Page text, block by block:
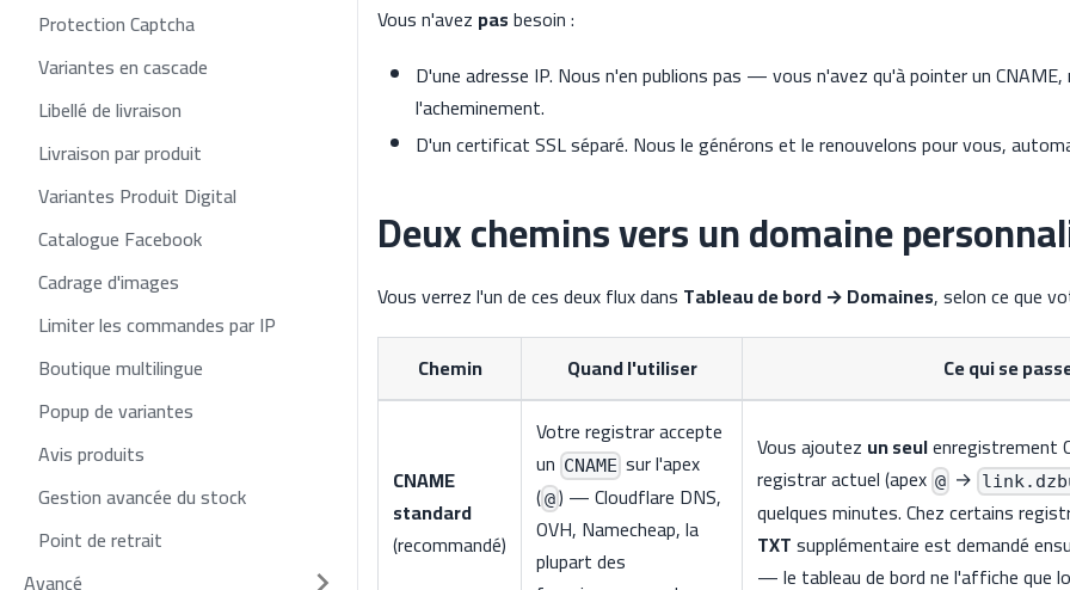
Protection Captcha
Variantes en cascade
Libellé de livraison
Livraison par produit
Variantes Produit Digital
Catalogue Facebook
Cadrage d'images
Limiter les commandes par IP
Boutique multilingue
Popup de variantes
Avis produits
Gestion avancée du stock
Point de retrait
Avancé
Vous n'avez pasbesoin :
D'une adresse IP. Nous n'en publions pas — vous n'avez qu'à pointer un
l'acheminement.
D'un certificat SSL séparé. Nous le générons et le renouvelons pour vous,
Deux chemins vers un domaine
Vous verrez l'un de ces deux flux dans Tableau de bord → Domaines, selon ce que
Chemin
Quand l'utiliser Ce qui se
CNAME
standard
(recommandé)
Votre registrar accepte
un CNAME sur l'apex
(@) — Cloudflare DNS,
OVH, Namecheap, la
plupart des
Vous ajoutez un seulenregistrement
registrar actuel (apex @ →
quelques minutes. Chez certains
TXTsupplémentaire est demandé
— le tableau de bord ne l'affiche que